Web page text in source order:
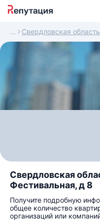
Свердловская область
Свердловская
Фестивальная, д 8
Получите подробную
общее количество
организаций или